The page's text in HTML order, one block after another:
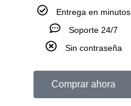
Entrega en minutos
Soporte 24/7
Sin contraseña
Comprar ahora